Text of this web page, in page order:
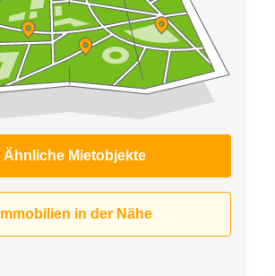
Ähnliche Mietobjekte
Immobilien in der Nähe